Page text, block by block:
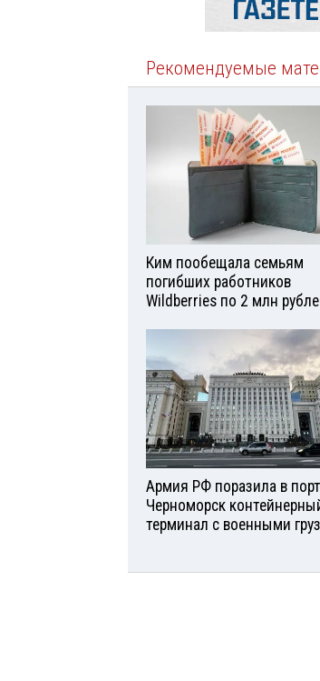
Рекомендуемые
Ким пообещала семьям
погибших работников
Wildberries по 2 млн
Армия РФ поразила в
Черноморск
терминал с военными